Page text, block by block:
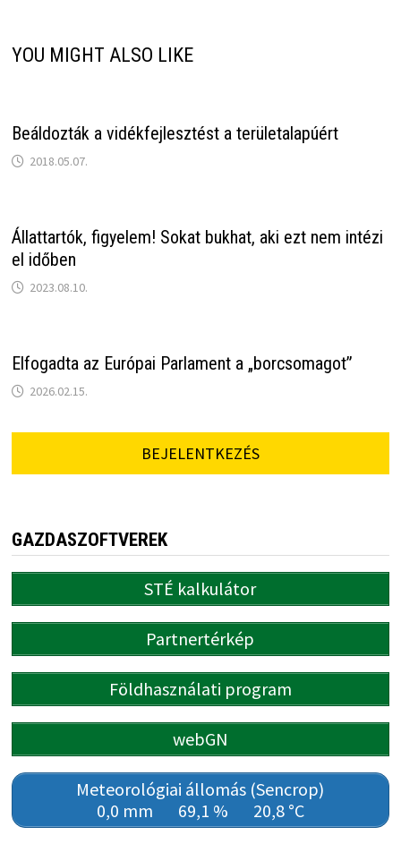
YOU MIGHT ALSO LIKE
Beáldozták a vidékfejlesztést a területalapúért
2018.05.07.
Állattartók, figyelem! Sokat bukhat, aki ezt nem intézi
el időben
2023.08.10.
Elfogadta az Európai Parlament a „borcsomagot”
2026.02.15.
BEJELENTKEZÉS
GAZDASZOFTVEREK
STÉ kalkulátor
Partnertérkép
Földhasználati program
webGN
Meteorológiai állomás (Sencrop)
0,0 mm
69,1 % 20,8 °C